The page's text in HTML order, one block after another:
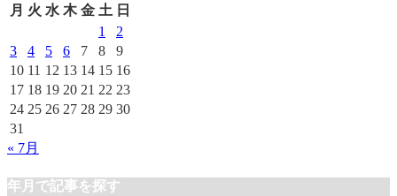
リ
月 火 水 木 金 土 日
1
2
3
4 5 6 7 8
9
10 11 12 13 14 15 16
17 18 19 20 21 22 23
24 25 26 27 28 29 30
31
« 7月
年月で記事を探す